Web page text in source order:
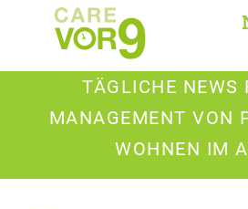
TÄGLICHE NEWS
MANAGEMENT VON
WOHNEN IM